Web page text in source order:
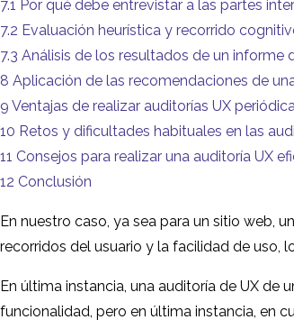
7.1 Por qué debe entrevistar a las partes
7.2 Evaluación heurística y recorrido
7.3 Análisis de los resultados de un informe
8 Aplicación de las recomendaciones de
9 Ventajas de realizar auditorías UX
10 Retos y dificultades habituales en las
11 Consejos para realizar una auditoría UX
12 Conclusión
En nuestro caso, ya sea para un sitio web,
recorridos del usuario y la facilidad de uso,
En última instancia, una auditoría de UX
funcionalidad, pero en última instancia, en